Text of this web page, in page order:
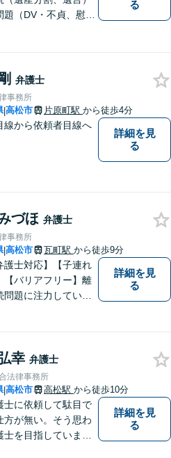
題（DV・不貞、慰謝
。
る
弁護士
事務所
|高松市 片原町駅 から徒歩4分
線から依頼者目線へ
詳細を見
る
づほ 弁護士
事務所
|高松市 瓦町駅 から徒歩9分
護士対応】【子連れ
【バリアフリー】離
問題に注力していま
詳細を見
る
幸 弁護士
法律事務所
|高松市 高松駅 から徒歩10分
士に依頼して駄目で
方が無い。そう思わ
士を目指していま
詳細を見
る